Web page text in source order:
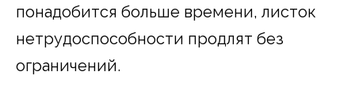
понадобится больше времени, листок
нетрудоспособности продлят без
ограничений.